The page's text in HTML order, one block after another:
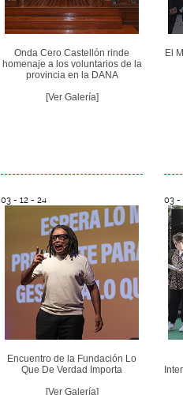
Onda Cero Castellón rinde
homenaje a los voluntarios de la
provincia en la DANA
[Ver Galería]
El
03 - 12 - 24
Encuentro de la Fundación Lo
Que De Verdad Importa
[Ver Galería]
03 -